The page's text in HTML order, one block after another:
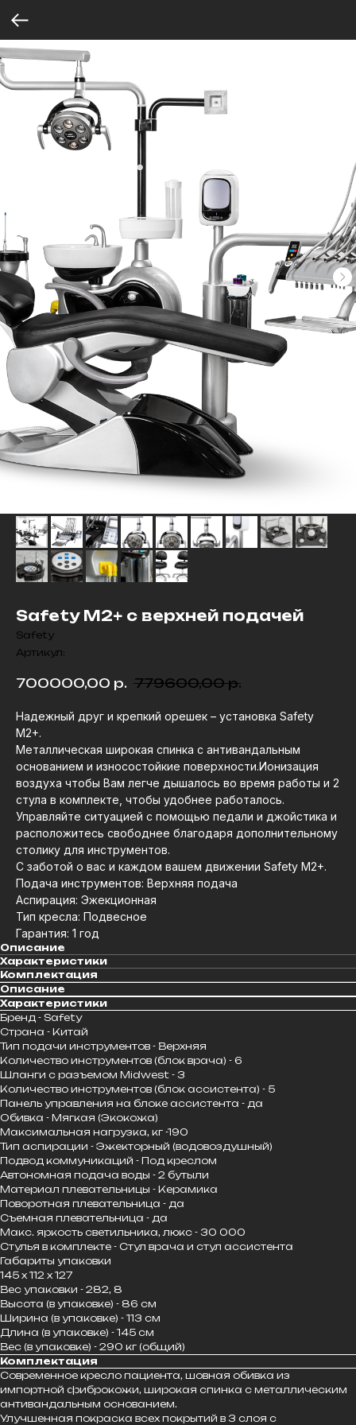
Safety M2+ с верхней подачей
Safety
Артикул:
700000,00 р. 779600,00 р.
Надежный друг и крепкий орешек – установка Safety
M2+.
Металлическая широкая спинка с антивандальным
основанием и износостойкие поверхности.Ионизация
воздуха чтобы Вам легче дышалось во время работы и 2
стула в комплекте, чтобы удобнее работалось.
Управляйте ситуацией с помощью педали и джойстика и
расположитесь свободнее благодаря дополнительному
столику для инструментов.
С заботой о вас и каждом вашем движении Safety M2+.
Подача инструментов: Верхняя подача
Аспирация: Эжекционная
Тип кресла: Подвесное
Гарантия: 1 год
Описание
Характеристики
Комплектация
Описание
Характеристики
Бренд - Safety
Страна - Китай
Тип подачи инструментов - Верхняя
Количество инструментов (блок врача) - 6
Шланги с разъемом Midwest - 3
Количество инструментов (блок ассистента) - 5
Панель управления на блоке ассистента - да
Обивка - Мягкая (Экокожа)
Максимальная нагрузка, кг -190
Тип аспирации - Эжекторный (водовоздушный)
Подвод коммуникаций - Под креслом
Автономная подача воды - 2 бутыли
Материал плевательницы - Керамика
Поворотная плевательница - да
Съемная плевательница - да
Макс. яркость светильника, люкс - 30 000
Стулья в комплекте - Стул врача и стул ассистента
Габариты упаковки
145 x 112 x 127
Вес упаковки - 282, 8
Высота (в упаковке) - 86 см
Ширина (в упаковке) - 113 см
Длина (в упаковке) - 145 см
Вес (в упаковке) - 290 кг (общий)
Комплектация
Современное кресло пациента, шовная обивка из
импортной фиброкожи, широкая спинка с металлическим
антивандальным основанием.
Улучшенная покраска всех покрытий в 3 слоя с